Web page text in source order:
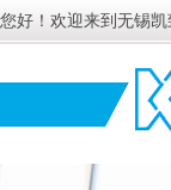
您好！欢迎来到无锡